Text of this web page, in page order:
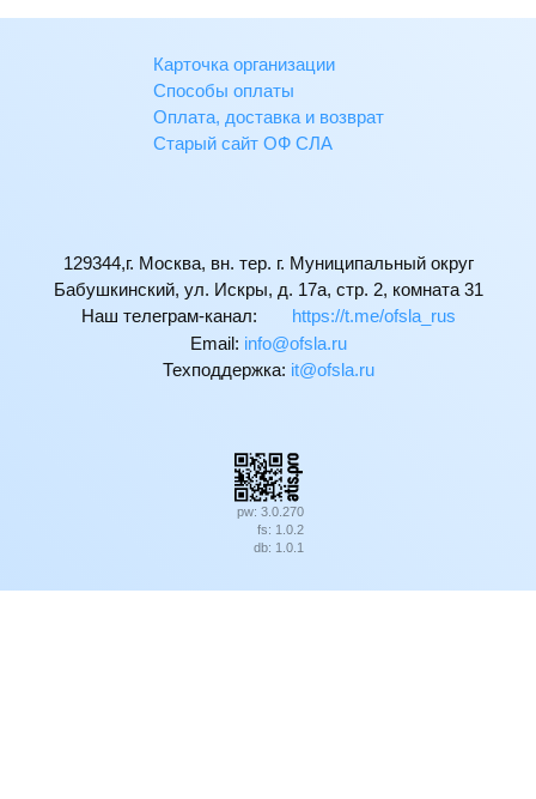
Карточка организации
Способы оплаты
Оплата, доставка и возврат
Старый сайт ОФ СЛА
129344,г. Москва, вн. тер. г. Муниципальный округ
Бабушкинский, ул. Искры, д. 17а, стр. 2, комната 31
Наш телеграм-канал:
https://t.me/ofsla_rus
Email: ur.alsfo@ofni
Техподдержка: ur.alsfo@ti
pw: 3.0.270
fs: 1.0.2
db: 1.0.1